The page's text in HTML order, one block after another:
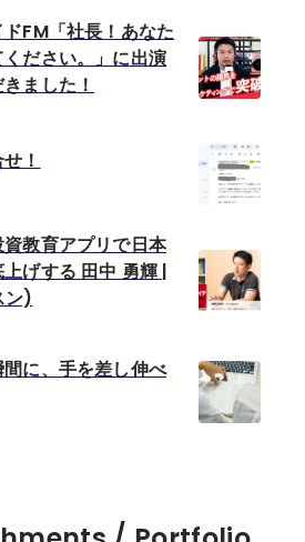
FM「社長！あなた
ださい。」に出演
ました！
！
教育アプリで日本
げする 田中 勇輝 |
ン)
間に、手を差し伸べ